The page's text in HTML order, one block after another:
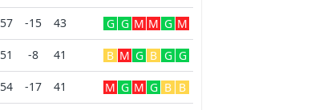
57 -15 43 G G M M G M
51 -8 41 B M G B G G
54 -17 41 M G M G B B